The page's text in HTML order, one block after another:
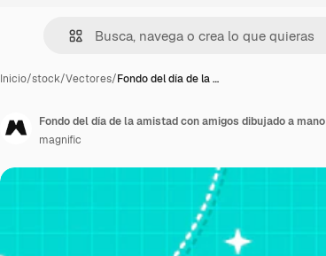
Inicio/stock/Vectores/Fondo del día de la …
Fondo del día de la amistad con amigos dibujado a mano
magnific